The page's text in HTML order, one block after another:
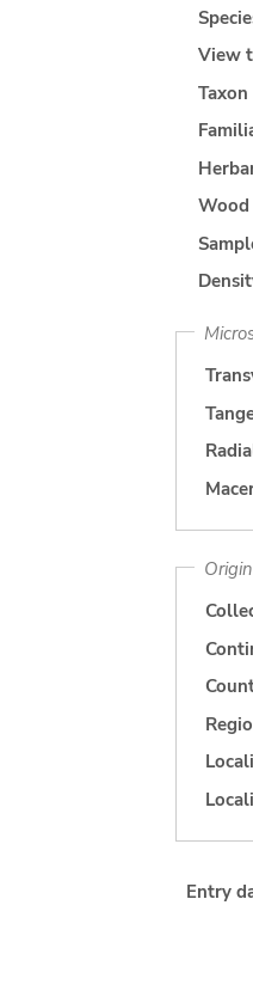
View
Wood
Origin
Entry